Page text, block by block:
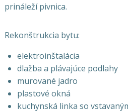
prináleží pivnica.
Rekonštrukcia bytu:
elektroinštalácia
dlažba a plávajúce podlahy
murované jadro
plastové okná
kuchynská linka so